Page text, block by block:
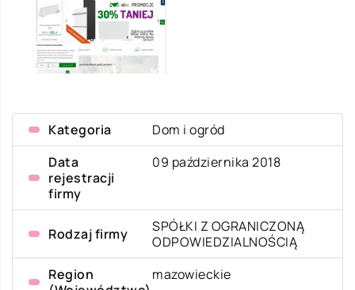
Kategoria
Dom i ogród
Data
rejestracji
firmy
09 października 2018
Rodzaj firmy
SPÓŁKI Z OGRANICZONĄ
ODPOWIEDZIALNOŚCIĄ
Region
mazowieckie